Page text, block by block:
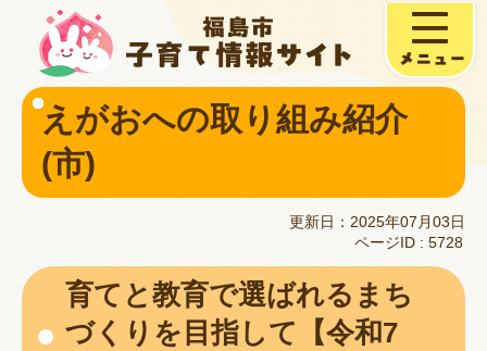
えがおへの取り組み紹介
(市)
更新日：2025年07月03日
ページID : 5728
育てと教育で選ばれるまち
づくりを目指して【令和7